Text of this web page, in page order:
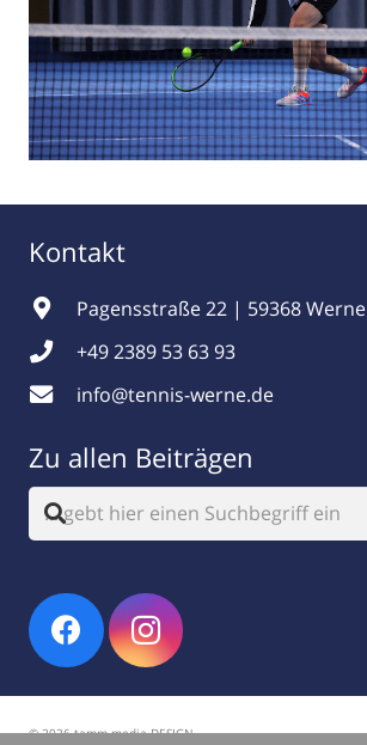
Kontakt
Pagensstraße 22 | 59368 Werne
+49 2389 53 63 93
info@tennis-werne.de
Zu allen Beiträgen
© 2026 tamm.media DESIGN